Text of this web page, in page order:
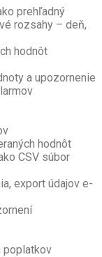
prehľadný
rozsahy – deň,
hodnôt
a upozornenie
hodnôt
CSV súbor
export údajov e-
poplatkov